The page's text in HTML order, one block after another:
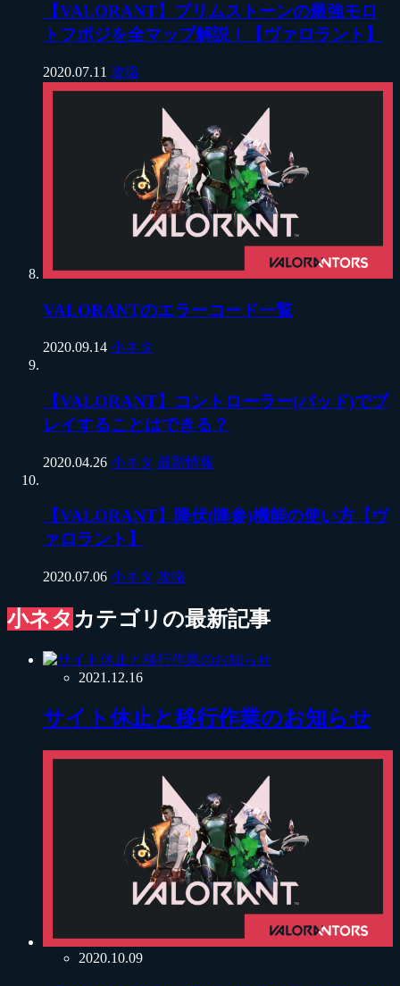
【VALORANT】ブリムストーンの最強モロ
トフポジを全マップ解説！【ヴァロラント】
2020.07.11 攻略
VALORANTのエラーコード一覧
2020.09.14 小ネタ
【VALORANT】コントローラー(パッド)でプ
レイすることはできる？
2020.04.26 小ネタ 最新情報
【VALORANT】降伏(降参)機能の使い方【ヴ
ァロラント】
2020.07.06 小ネタ 攻略
小ネタ カテゴリの最新記事
2021.12.16
サイト休止と移行作業のお知らせ
2020.10.09